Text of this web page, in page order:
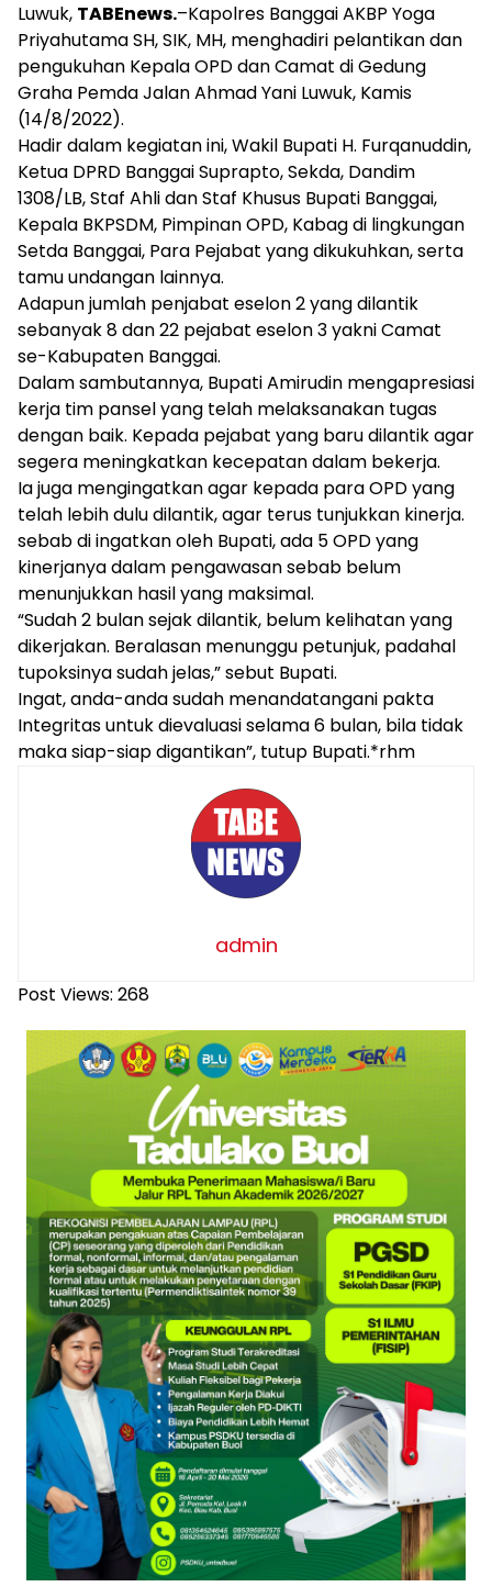
Luwuk, TABEnews.–Kapolres Banggai AKBP Yoga
Priyahutama SH, SIK, MH, menghadiri pelantikan dan
pengukuhan Kepala OPD dan Camat di Gedung
Graha Pemda Jalan Ahmad Yani Luwuk, Kamis
(14/8/2022).
Hadir dalam kegiatan ini, Wakil Bupati H. Furqanuddin,
Ketua DPRD Banggai Suprapto, Sekda, Dandim
1308/LB, Staf Ahli dan Staf Khusus Bupati Banggai,
Kepala BKPSDM, Pimpinan OPD, Kabag di lingkungan
Setda Banggai, Para Pejabat yang dikukuhkan, serta
tamu undangan lainnya.
Adapun jumlah penjabat eselon 2 yang dilantik
sebanyak 8 dan 22 pejabat eselon 3 yakni Camat
se-Kabupaten Banggai.
Dalam sambutannya, Bupati Amirudin mengapresiasi
kerja tim pansel yang telah melaksanakan tugas
dengan baik. Kepada pejabat yang baru dilantik agar
segera meningkatkan kecepatan dalam bekerja.
Ia juga mengingatkan agar kepada para OPD yang
telah lebih dulu dilantik, agar terus tunjukkan kinerja.
sebab di ingatkan oleh Bupati, ada 5 OPD yang
kinerjanya dalam pengawasan sebab belum
menunjukkan hasil yang maksimal.
“Sudah 2 bulan sejak dilantik, belum kelihatan yang
dikerjakan. Beralasan menunggu petunjuk, padahal
tupoksinya sudah jelas,” sebut Bupati.
Ingat, anda-anda sudah menandatangani pakta
Integritas untuk dievaluasi selama 6 bulan, bila tidak
maka siap-siap digantikan”, tutup Bupati.*rhm
admin
Post Views: 268